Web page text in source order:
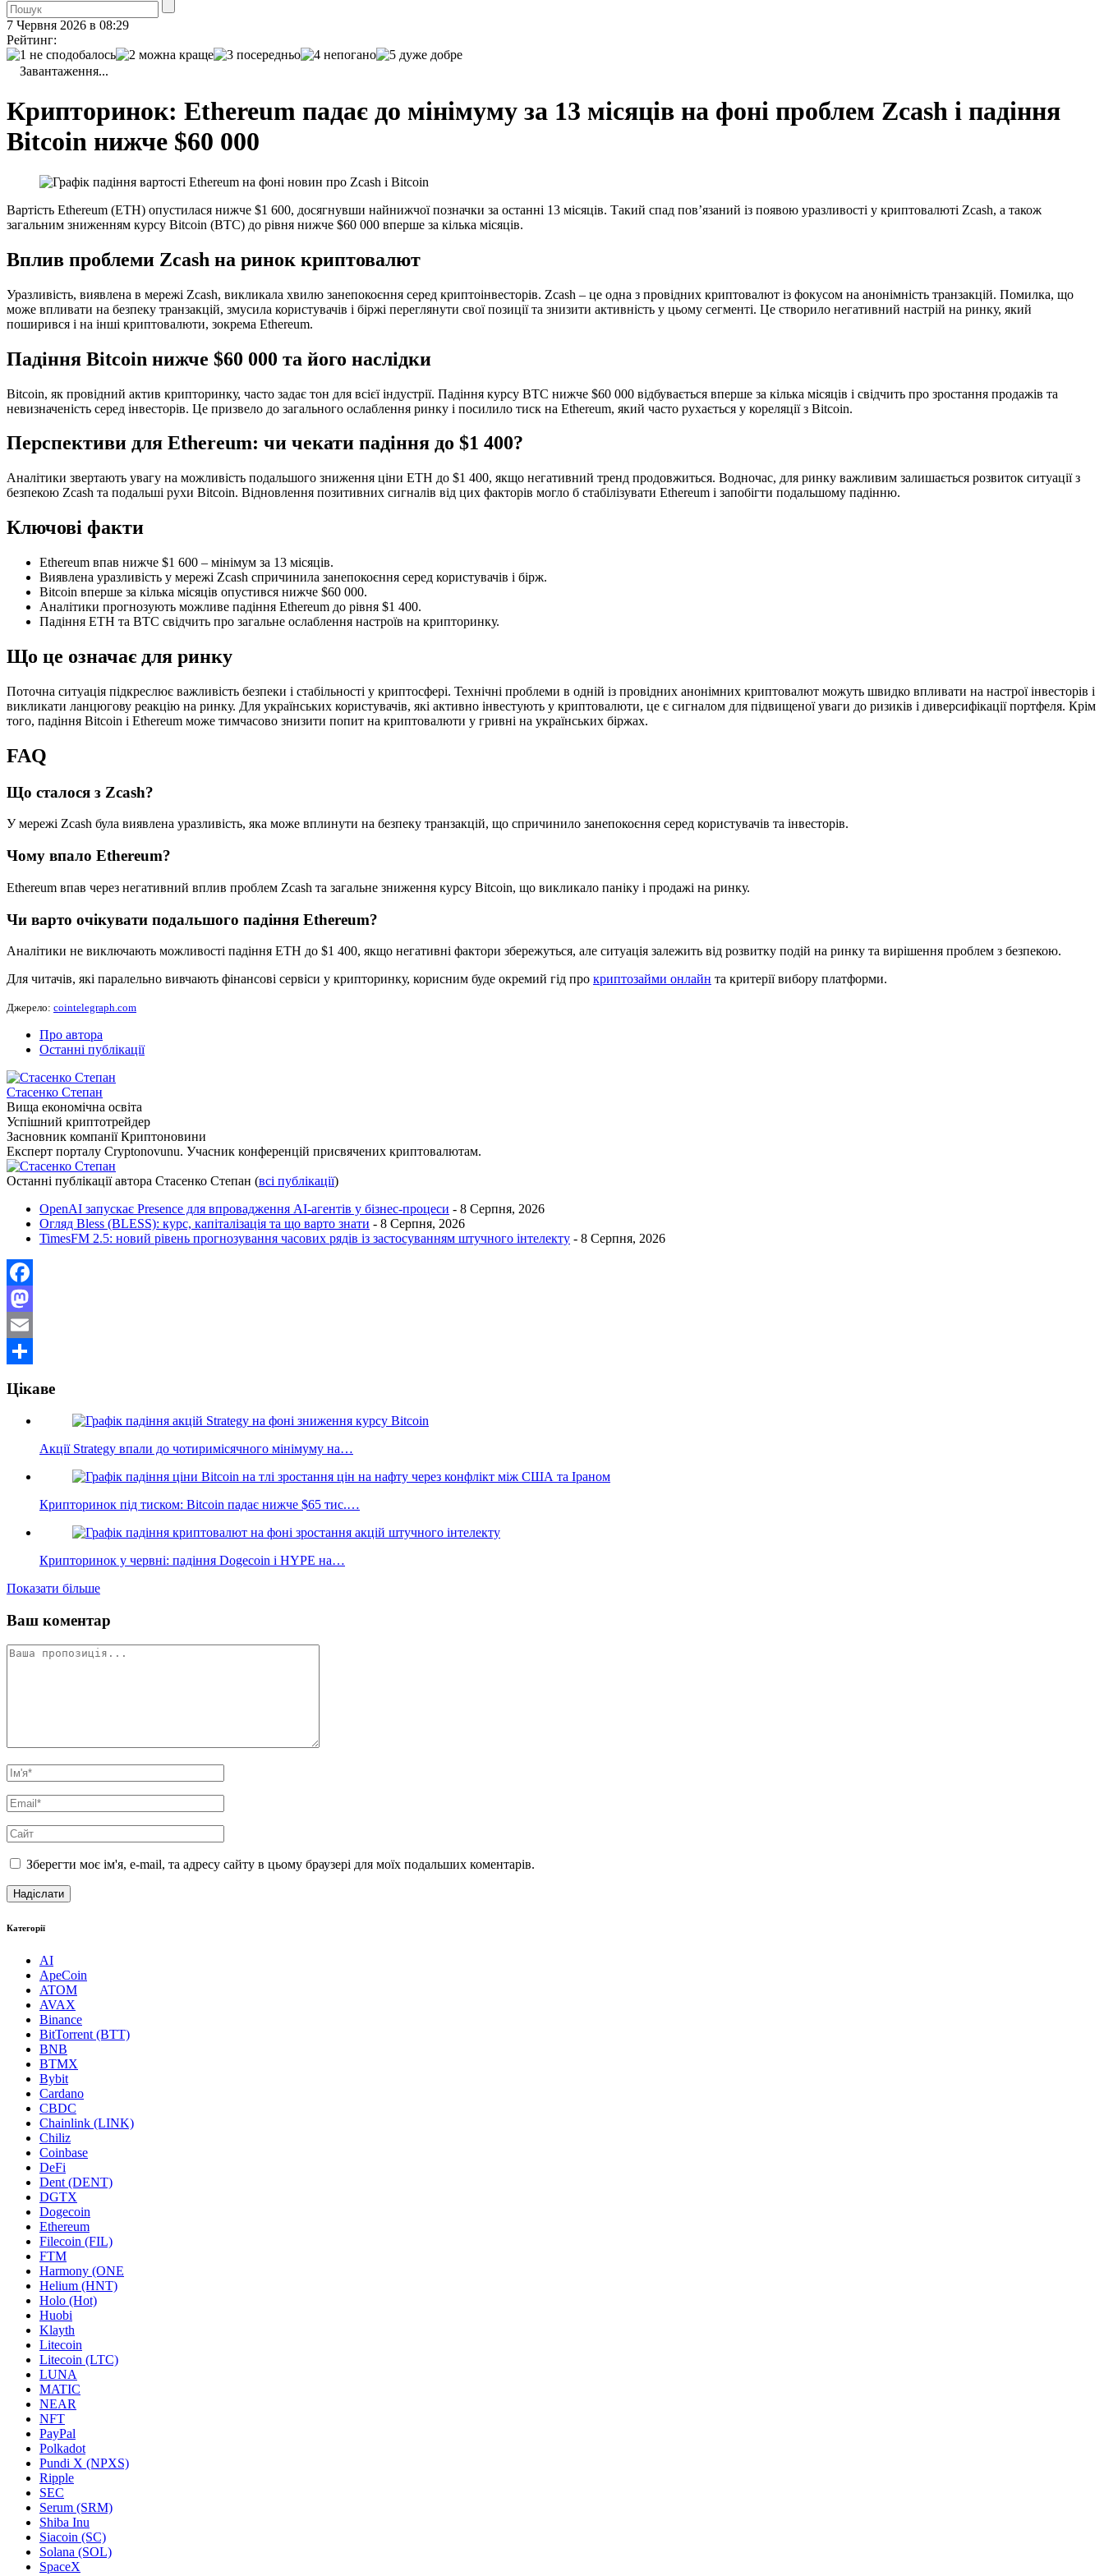
7 Червня 2026 в 08:29
Рейтинг:
Завантаження...
Крипторинок: Ethereum падає до мінімуму за 13 місяців на фоні проблем Zcash і падіння
Bitcoin нижче $60 000
Вартість Ethereum (ETH) опустилася нижче $1 600, досягнувши найнижчої позначки за останні 13 місяців. Такий спад пов’язаний із появою уразливості у криптовалюті Zcash, а також
загальним зниженням курсу Bitcoin (BTC) до рівня нижче $60 000 вперше за кілька місяців.
Вплив проблеми Zcash на ринок криптовалют
Уразливість, виявлена в мережі Zcash, викликала хвилю занепокоєння серед криптоінвесторів. Zcash – це одна з провідних криптовалют із фокусом на анонімність транзакцій. Помилка, що
може впливати на безпеку транзакцій, змусила користувачів і біржі переглянути свої позиції та знизити активність у цьому сегменті. Це створило негативний настрій на ринку, який
поширився і на інші криптовалюти, зокрема Ethereum.
Падіння Bitcoin нижче $60 000 та його наслідки
Bitcoin, як провідний актив крипторинку, часто задає тон для всієї індустрії. Падіння курсу BTC нижче $60 000 відбувається вперше за кілька місяців і свідчить про зростання продажів та
невизначеність серед інвесторів. Це призвело до загального ослаблення ринку і посилило тиск на Ethereum, який часто рухається у кореляції з Bitcoin.
Перспективи для Ethereum: чи чекати падіння до $1 400?
Аналітики звертають увагу на можливість подальшого зниження ціни ETH до $1 400, якщо негативний тренд продовжиться. Водночас, для ринку важливим залишається розвиток ситуації з
безпекою Zcash та подальші рухи Bitcoin. Відновлення позитивних сигналів від цих факторів могло б стабілізувати Ethereum і запобігти подальшому падінню.
Ключові факти
Ethereum впав нижче $1 600 – мінімум за 13 місяців.
Виявлена уразливість у мережі Zcash спричинила занепокоєння серед користувачів і бірж.
Bitcoin вперше за кілька місяців опустився нижче $60 000.
Аналітики прогнозують можливе падіння Ethereum до рівня $1 400.
Падіння ETH та BTC свідчить про загальне ослаблення настроїв на крипторинку.
Що це означає для ринку
Поточна ситуація підкреслює важливість безпеки і стабільності у криптосфері. Технічні проблеми в одній із провідних анонімних криптовалют можуть швидко впливати на настрої інвесторів і
викликати ланцюгову реакцію на ринку. Для українських користувачів, які активно інвестують у криптовалюти, це є сигналом для підвищеної уваги до ризиків і диверсифікації портфеля. Крім
того, падіння Bitcoin і Ethereum може тимчасово знизити попит на криптовалюти у гривні на українських біржах.
FAQ
Що сталося з Zcash?
У мережі Zcash була виявлена уразливість, яка може вплинути на безпеку транзакцій, що спричинило занепокоєння серед користувачів та інвесторів.
Чому впало Ethereum?
Ethereum впав через негативний вплив проблем Zcash та загальне зниження курсу Bitcoin, що викликало паніку і продажі на ринку.
Чи варто очікувати подальшого падіння Ethereum?
Аналітики не виключають можливості падіння ETH до $1 400, якщо негативні фактори збережуться, але ситуація залежить від розвитку подій на ринку та вирішення проблем з безпекою.
Для читачів, які паралельно вивчають фінансові сервіси у крипторинку, корисним буде окремий гід про криптозайми онлайн та критерії вибору платформи.
Джерело: cointelegraph.com
Про автора
Останні публікації
Стасенко Степан
Вища економічна освіта
Успішний криптотрейдер
Засновник компанії Криптоновини
Експерт порталу Cryptonovunu. Учасник конференцій присвячених криптовалютам.
Останні публікації автора Стасенко Степан (всі публікації)
OpenAI запускає Presence для впровадження AI-агентів у бізнес-процеси - 8 Серпня, 2026
Огляд Bless (BLESS): курс, капіталізація та що варто знати - 8 Серпня, 2026
TimesFM 2.5: новий рівень прогнозування часових рядів із застосуванням штучного інтелекту - 8 Серпня, 2026
Facebook
Mastodon
Email
Цікаве
Акції Strategy впали до чотиримісячного мінімуму на…
Крипторинок під тиском: Bitcoin падає нижче $65 тис.…
Крипторинок у червні: падіння Dogecoin і HYPE на…
Показати більше
Ваш коментар
Зберегти моє ім'я, e-mail, та адресу сайту в цьому браузері для моїх подальших коментарів.
Категорії
AI
ApeCoin
ATOM
AVAX
Binance
BitTorrent (BTT)
BNB
BTMX
Bybit
Cardano
CBDC
Chainlink (LINK)
Chiliz
Coinbase
DeFi
Dent (DENT)
DGTX
Dogecoin
Ethereum
Filecoin (FIL)
FTM
Harmony (ONE
Helium (HNT)
Holo (Hot)
Huobi
Klayth
Litecoin
Litecoin (LTC)
LUNA
MATIC
NEAR
NFT
PayPal
Polkadot
Pundi X (NPXS)
Ripple
SEC
Serum (SRM)
Shiba Inu
Siacoin (SC)
Solana (SOL)
SpaceX